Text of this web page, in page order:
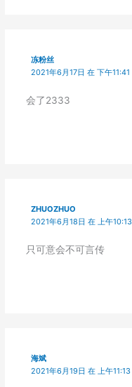
冻粉丝
2021年6月17日 在 下午11:41
会了2333
ZHUOZHUO
2021年6月18日 在 上午10:13
只可意会不可言传
海斌
2021年6月19日 在 上午11:13